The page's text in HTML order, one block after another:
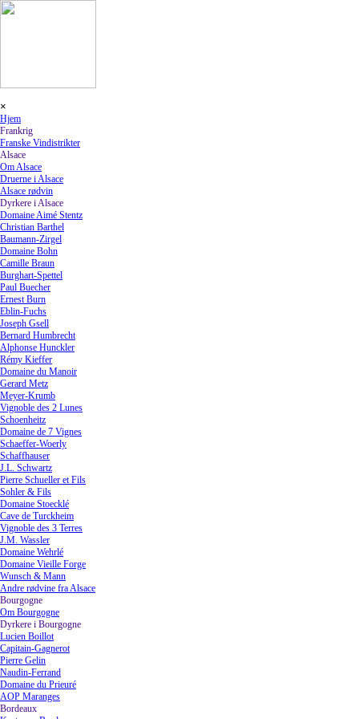
Gå til indhold
×
Hjem
Frankrig
Franske Vindistrikter
Alsace
Om Alsace
Druerne i Alsace
Alsace rødvin
Dyrkere i Alsace
Domaine Aimé Stentz
Christian Barthel
Baumann-Zirgel
Domaine Bohn
Camille Braun
Burghart-Spettel
Paul Buecher
Ernest Burn
Eblin-Fuchs
Joseph Gsell
Bernard Humbrecht
Alphonse Hunckler
Rémy Kieffer
Domaine du Manoir
Gerard Metz
Meyer-Krumb
Vignoble des 2 Lunes
Schoenheitz
Domaine de 7 Vignes
Schaeffer-Woerly
Schaffhauser
J.L. Schwartz
Pierre Schueller et Fils
Sohler & Fils
Domaine Stoecklé
Cave de Turckheim
Vignoble des 3 Terres
J.M. Wassler
Domaine Wehrlé
Domaine Vieille Forge
Wunsch & Mann
Andre rødvine fra Alsace
Bourgogne
Om Bourgogne
Dyrkere i Bourgogne
Lucien Boillot
Capitain-Gagnerot
Pierre Gelin
Naudin-Ferrand
Domaine du Prieuré
AOP Maranges
Bordeaux